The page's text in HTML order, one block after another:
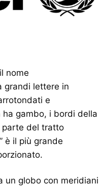
nome
grandi lettere in
e
ha gambo, i bordi della
parte del tratto
è il più grande
un globo con meridiani